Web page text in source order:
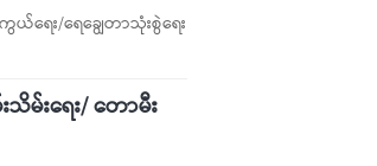
ရေး/ရေချွေတာသုံးစွဲရေး
မ်းရေး/ တောမီး